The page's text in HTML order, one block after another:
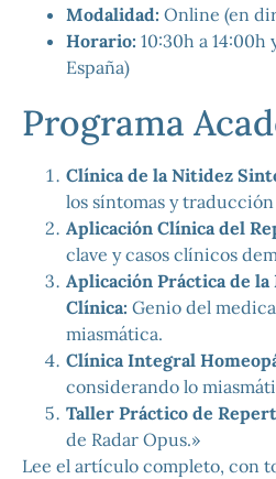
Modalidad: Online (en
Horario: 10:30h a 14:00h
España)
Programa
Clínica de la Nitidez
los síntomas y
Aplicación Clínica del
clave y casos clínicos
Aplicación Práctica de
Clínica: Genio del
miasmática.
Clínica Integral
considerando lo
Taller Práctico de
de Radar Opus.»
Lee el artículo completo, con